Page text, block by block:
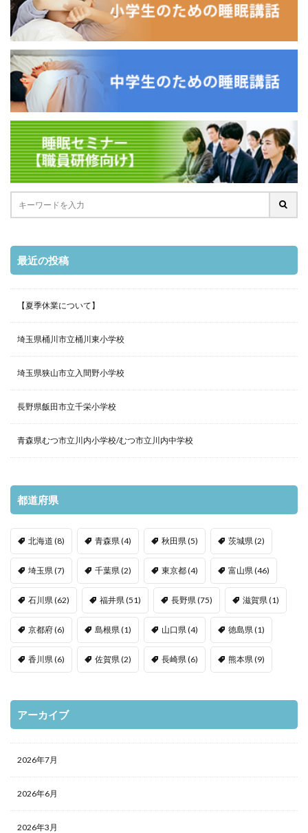
最近の投稿
【夏季休業について】
埼玉県桶川市立桶川東小学校
埼玉県狭山市立入間野小学校
長野県飯田市立千栄小学校
青森県むつ市立川内小学校/むつ市立川内中学校
都道府県
北海道 (8) 青森県 (4) 秋田県 (5) 茨城県 (2)
埼玉県 (7) 千葉県 (2) 東京都(4) 富山県 (46)
石川県 (62) 福井県 (51) 長野県 (75) 滋賀県 (1)
京都府(6) 島根県 (1) 山口県 (4) 徳島県 (1)
香川県 (6) 佐賀県 (2) 長崎県 (6) 熊本県 (9)
アーカイブ
2026年7月
2026年6月
2026年3月